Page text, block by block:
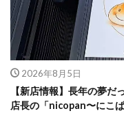
2026年8月5日
【新店情報】長年の夢
店長の「nicopan〜にこ